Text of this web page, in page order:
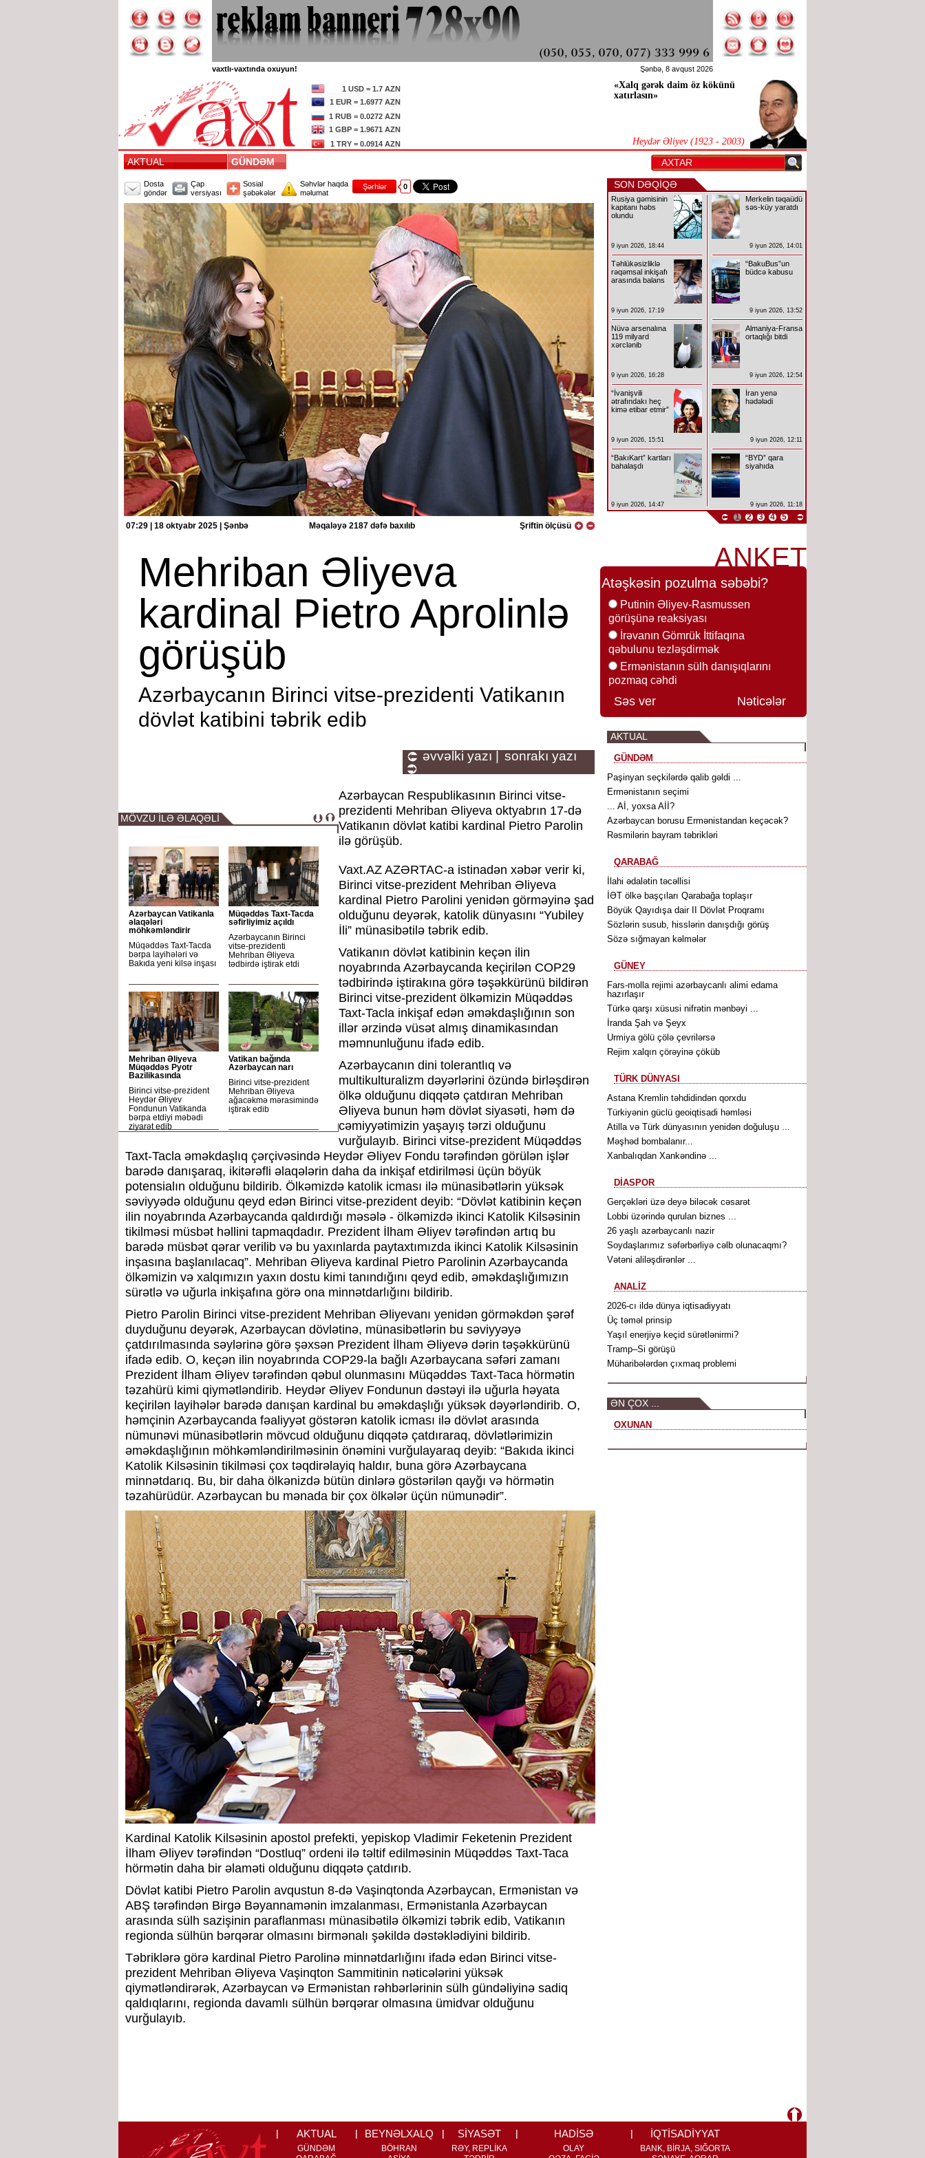
vaxtlı-vaxtında oxuyun! Şənbə, 8 avqust 2026
1 USD = 1.7 AZN
1 EUR = 1.6977 AZN
1 RUB = 0.0272 AZN
1 GBP = 1.9671 AZN
1 TRY = 0.0914 AZN
«Xalq gərək daim öz kökünü
xatırlasın»
Heydər Əliyev (1923 - 2003)
AKTUAL GÜNDƏM
Dosta
göndər
Çap
versiyası
Sosial
şəbəkələr
Səhvlər haqda
məlumat
Şərhlər 0
07:29 | 18 oktyabr 2025 | Şənbə Məqaləyə 2187 dəfə baxılıb Şriftin ölçüsü
Mehriban Əliyeva
kardinal Pietro Aprolinlə
görüşüb
Azərbaycanın Birinci vitse-prezidenti Vatikanın
dövlət katibini təbrik edib
əvvəlki yazı | sonrakı yazı
MÖVZU İLƏ ƏLAQƏLİ
Azərbaycan Vatikanla
əlaqələri
möhkəmləndirir
Müqəddəs Taxt-Tacda
bərpa layihələri və
Bakıda yeni kilsə inşası
Müqəddəs Taxt-Tacda
səfirliyimiz açıldı
Azərbaycanın Birinci
vitse-prezidenti
Mehriban Əliyeva
tədbirdə iştirak etdi
Mehriban Əliyeva
Müqəddəs Pyotr
Bazilikasında
Birinci vitse-prezident
Heydər Əliyev
Fondunun Vatikanda
bərpa etdiyi məbədi
ziyarət edib
Vatikan bağında
Azərbaycan narı
Birinci vitse-prezident
Mehriban Əliyeva
ağacəkmə mərasimində
iştirak edib
Azərbaycan Respublikasının Birinci vitse-
prezidenti Mehriban Əliyeva oktyabrın 17-də
Vatikanın dövlət katibi kardinal Pietro Parolin
ilə görüşüb.
Vaxt.AZ AZƏRTAC-a istinadən xəbər verir ki,
Birinci vitse-prezident Mehriban Əliyeva
kardinal Pietro Parolini yenidən görməyinə şad
olduğunu deyərək, katolik dünyasını “Yubiley
İli” münasibətilə təbrik edib.
Vatikanın dövlət katibinin keçən ilin
noyabrında Azərbaycanda keçirilən COP29
tədbirində iştirakına görə təşəkkürünü bildirən
Birinci vitse-prezident ölkəmizin Müqəddəs
Taxt-Tacla inkişaf edən əməkdaşlığının son
illər ərzində vüsət almış dinamikasından
məmnunluğunu ifadə edib.
Azərbaycanın dini tolerantlıq və
multikulturalizm dəyərlərini özündə birləşdirən
ölkə olduğunu diqqətə çatdıran Mehriban
Əliyeva bunun həm dövlət siyasəti, həm də
cəmiyyətimizin yaşayış tərzi olduğunu
vurğulayıb. Birinci vitse-prezident Müqəddəs
Taxt-Tacla əməkdaşlıq çərçivəsində Heydər Əliyev Fondu tərəfindən görülən işlər
barədə danışaraq, ikitərəfli əlaqələrin daha da inkişaf etdirilməsi üçün böyük
potensialın olduğunu bildirib. Ölkəmizdə katolik icması ilə münasibətlərin yüksək
səviyyədə olduğunu qeyd edən Birinci vitse-prezident deyib: “Dövlət katibinin keçən
ilin noyabrında Azərbaycanda qaldırdığı məsələ - ölkəmizdə ikinci Katolik Kilsəsinin
tikilməsi müsbət həllini tapmaqdadır. Prezident İlham Əliyev tərəfindən artıq bu
barədə müsbət qərar verilib və bu yaxınlarda paytaxtımızda ikinci Katolik Kilsəsinin
inşasına başlanılacaq”. Mehriban Əliyeva kardinal Pietro Parolinin Azərbaycanda
ölkəmizin və xalqımızın yaxın dostu kimi tanındığını qeyd edib, əməkdaşlığımızın
sürətlə və uğurla inkişafına görə ona minnətdarlığını bildirib.
Pietro Parolin Birinci vitse-prezident Mehriban Əliyevanı yenidən görməkdən şərəf
duyduğunu deyərək, Azərbaycan dövlətinə, münasibətlərin bu səviyyəyə
çatdırılmasında səylərinə görə şəxsən Prezident İlham Əliyevə dərin təşəkkürünü
ifadə edib. O, keçən ilin noyabrında COP29-la bağlı Azərbaycana səfəri zamanı
Prezident İlham Əliyev tərəfindən qəbul olunmasını Müqəddəs Taxt-Taca hörmətin
təzahürü kimi qiymətləndirib. Heydər Əliyev Fondunun dəstəyi ilə uğurla həyata
keçirilən layihələr barədə danışan kardinal bu əməkdaşlığı yüksək dəyərləndirib. O,
həmçinin Azərbaycanda fəaliyyət göstərən katolik icması ilə dövlət arasında
nümunəvi münasibətlərin mövcud olduğunu diqqətə çatdıraraq, dövlətlərimizin
əməkdaşlığının möhkəmləndirilməsinin önəmini vurğulayaraq deyib: “Bakıda ikinci
Katolik Kilsəsinin tikilməsi çox təqdirəlayiq haldır, buna görə Azərbaycana
minnətdarıq. Bu, bir daha ölkənizdə bütün dinlərə göstərilən qayğı və hörmətin
təzahürüdür. Azərbaycan bu mənada bir çox ölkələr üçün nümunədir”.
Kardinal Katolik Kilsəsinin apostol prefekti, yepiskop Vladimir Feketenin Prezident
İlham Əliyev tərəfindən “Dostluq” ordeni ilə təltif edilməsinin Müqəddəs Taxt-Taca
hörmətin daha bir əlaməti olduğunu diqqətə çatdırıb.
Dövlət katibi Pietro Parolin avqustun 8-də Vaşinqtonda Azərbaycan, Ermənistan və
ABŞ tərəfindən Birgə Bəyannamənin imzalanması, Ermənistanla Azərbaycan
arasında sülh sazişinin paraflanması münasibətilə ölkəmizi təbrik edib, Vatikanın
regionda sülhün bərqərar olmasını birmənalı şəkildə dəstəklədiyini bildirib.
Təbriklərə görə kardinal Pietro Parolinə minnətdarlığını ifadə edən Birinci vitse-
prezident Mehriban Əliyeva Vaşinqton Sammitinin nəticələrini yüksək
qiymətləndirərək, Azərbaycan və Ermənistan rəhbərlərinin sülh gündəliyinə sadiq
qaldıqlarını, regionda davamlı sülhün bərqərar olmasına ümidvar olduğunu
vurğulayıb.
SON DƏQİQƏ
Rusiya gəmisinin
kapitanı həbs
olundu
9 iyun 2026, 18:44
Təhlükəsizliklə
rəqəmsal inkişafı
arasında balans
9 iyun 2026, 17:19
Nüvə arsenalına
119 milyard
xərclənib
9 iyun 2026, 16:28
“İvanişvili
ətrafındakı heç
kimə etibar etmir”
9 iyun 2026, 15:51
“BakıKart” kartları
bahalaşdı
9 iyun 2026, 14:47
Merkelin təqaüdü
səs-küy yaratdı
9 iyun 2026, 14:01
“BakuBus”un
büdcə kabusu
9 iyun 2026, 13:52
Almaniya-Fransa
ortaqlığı bitdi
9 iyun 2026, 12:54
İran yenə
hədələdi
9 iyun 2026, 12:11
“BYD” qara
siyahıda
9 iyun 2026, 11:18
1 2 3 4 5
ANKET
Atəşkəsin pozulma səbəbi?
Putinin Əliyev-Rasmussen
görüşünə reaksiyası
İrəvanın Gömrük İttifaqına
qəbulunu tezləşdirmək
Ermənistanın sülh danışıqlarını
pozmaq cəhdi
Səs ver Nəticələr
AKTUAL
GÜNDƏM
Paşinyan seçkilərdə qalib gəldi ...
Ermənistanın seçimi
... Aİ, yoxsa Aİİ?
Azərbaycan borusu Ermənistandan keçəcək?
Rəsmilərin bayram təbrikləri
QARABAĞ
İlahi ədalətin təcəllisi
İƏT ölkə başçıları Qarabağa toplaşır
Böyük Qayıdışa dair II Dövlət Proqramı
Sözlərin susub, hisslərin danışdığı görüş
Sözə sığmayan kəlmələr
GÜNEY
Fars-molla rejimi azərbaycanlı alimi edama
hazırlaşır
Türkə qarşı xüsusi nifrətin mənbəyi ...
İranda Şah və Şeyx
Urmiya gölü çölə çevrilərsə
Rejim xalqın çörəyinə çöküb
TÜRK DÜNYASI
Astana Kremlin təhdidindən qorxdu
Türkiyənin güclü geoiqtisadi həmləsi
Atilla və Türk dünyasının yenidən doğuluşu ...
Məşhəd bombalanır...
Xanbalıqdan Xankəndinə ...
DİASPOR
Gerçəkləri üzə deyə biləcək cəsarət
Lobbi üzərində qurulan biznes ...
26 yaşlı azərbaycanlı nazir
Soydaşlarımız səfərbərliyə cəlb olunacaqmı?
Vətəni aliləşdirənlər ...
ANALİZ
2026-cı ildə dünya iqtisadiyyatı
Üç təməl prinsip
Yaşıl enerjiyə keçid sürətlənirmi?
Tramp–Si görüşü
Müharibələrdən çıxmaq problemi
ƏN ÇOX ...
OXUNAN
AKTUAL
GÜNDƏM
BEYNƏLXALQ
BÖHRAN
SİYASƏT
RƏY, REPLİKA
HADİSƏ
OLAY
İQTİSADİYYAT
BANK, BİRJA, SIĞORTA